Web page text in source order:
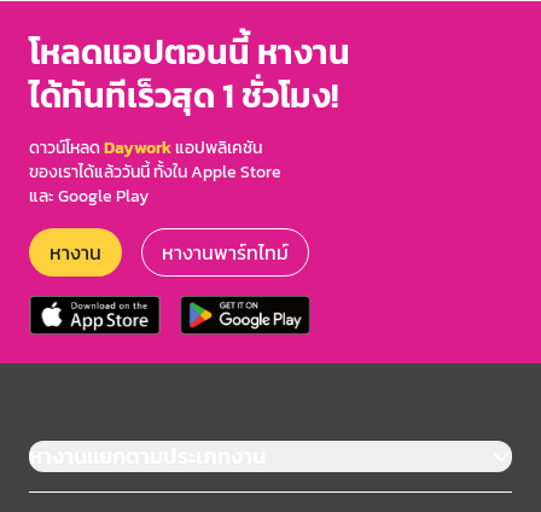
โหลดแอปตอนนี้ หางาน
ได้ทันทีเร็วสุด 1 ชั่วโมง!
ดาวน์โหลดDayworkแอปพลิเคชัน
ของเราได้แล้ววันนี้ ทั้งใน Apple Store
และ Google Play
หางาน หางานพาร์ทไทม์
หางานแยกตามประเภทงาน